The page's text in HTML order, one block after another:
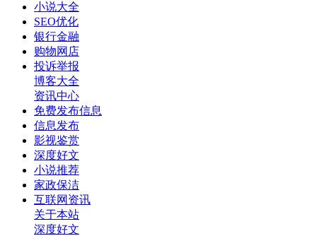
小说大全
SEO优化
银行金融
购物网店
投诉举报
博客大全
资讯中心
免费发布信息
信息发布
影视鉴赏
深度好文
小说推荐
家政保洁
互联网资讯
关于本站
深度好文